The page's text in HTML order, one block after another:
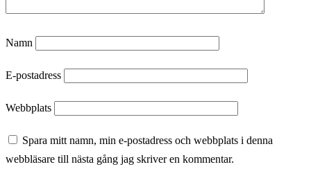
Namn
E-postadress
Webbplats
Spara mitt namn, min e-postadress och webbplats i denna
webbläsare till nästa gång jag skriver en kommentar.